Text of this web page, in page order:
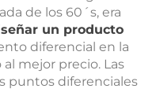
de los 60´s, era
un producto
diferencial en la
mejor precio. Las
puntos diferenciales